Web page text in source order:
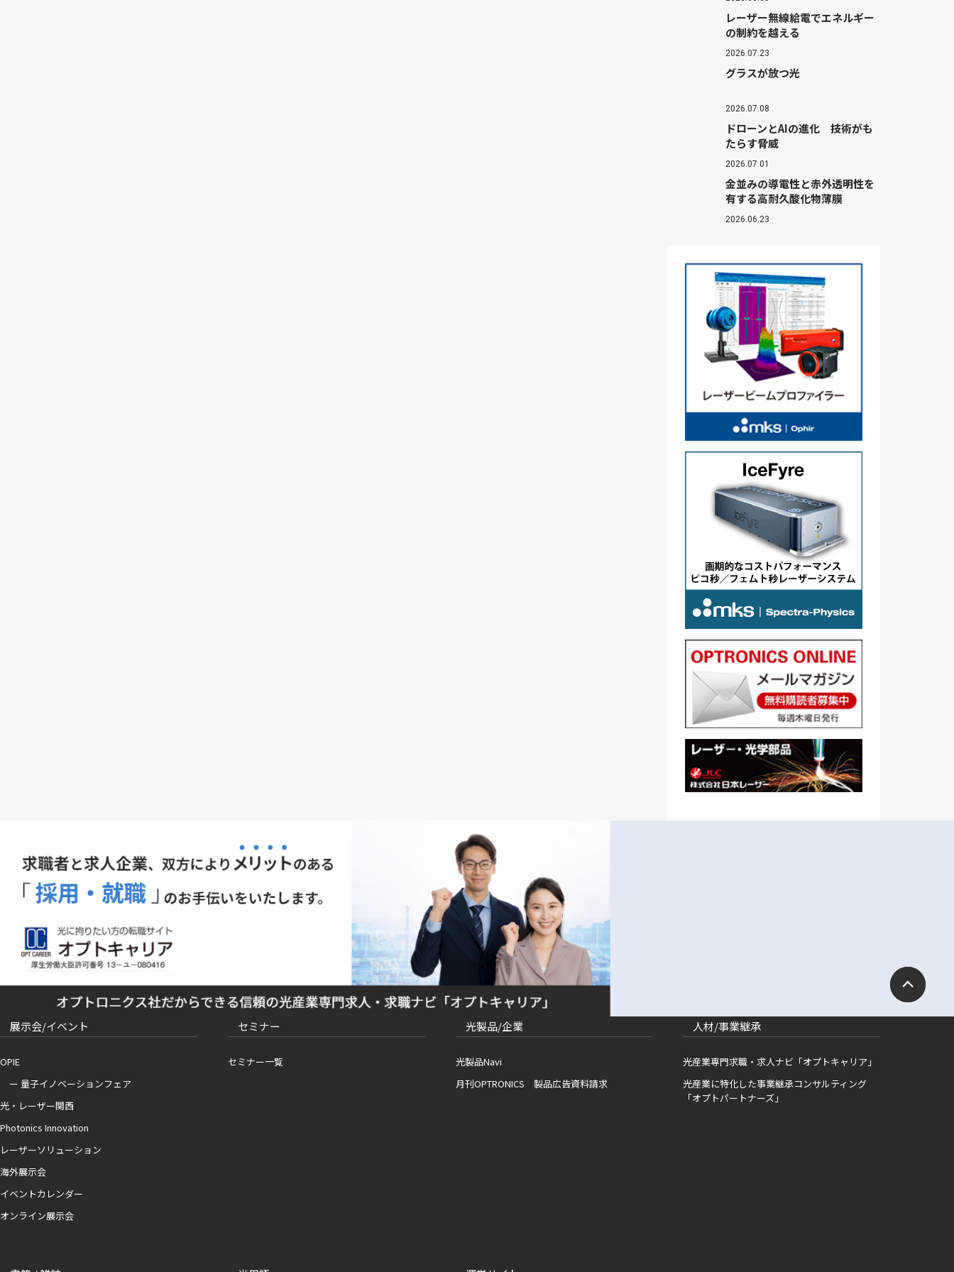
レーザー無線給電でエネルギー
の制約を越える
2026.07.23
グラスが放つ光
2026.07.08
ドローンとAIの進化 技術がも
たらす脅威
2026.07.01
金並みの導電性と赤外透明性を
有する高耐久酸化物薄膜
2026.06.23
展示会/イベント
OPIE
ー 量子イノベーションフェア
光・レーザー関西
Photonics Innovation
レーザーソリューション
海外展示会
イベントカレンダー
オンライン展示会
セミナー
セミナー一覧
光製品/企業
光製品Navi
月刊OPTRONICS 製品広告資料請求
人材/事業継承
光産業専門求職・求人ナビ「オプトキャリア」
光産業に特化した事業継承コンサルティング
「オプトパートナーズ」